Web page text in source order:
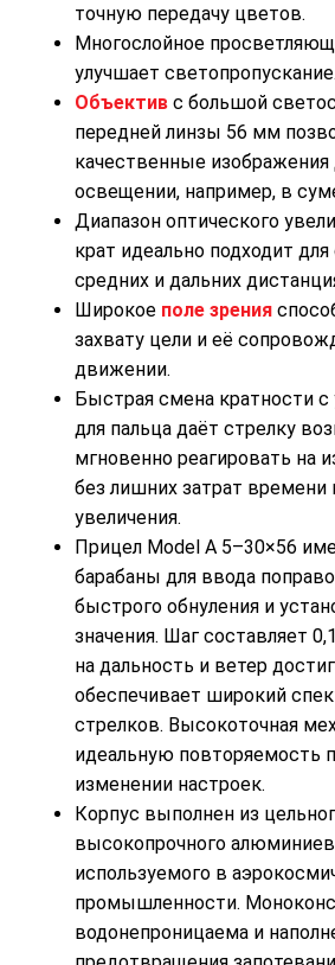
точную передачу цветов.
Многослойное
улучшает светопропускание.
Объектив с большой
передней линзы 56 мм
качественные
освещении, например, в
Диапазон оптического
крат идеально подходит
средних и дальних
Широкое поле зрения
захвату цели и её
движении.
Быстрая смена кратности
для пальца даёт стрелку
мгновенно реагировать на
без лишних затрат
увеличения.
Прицел Model A 5–30×56
барабаны для ввода
быстрого обнуления и
значения. Шаг составляет
на дальность и ветер
обеспечивает широкий
стрелков. Высокоточная
идеальную повторяемость
изменении настроек.
Корпус выполнен из
высокопрочного
используемого в
промышленности.
водонепроницаема и